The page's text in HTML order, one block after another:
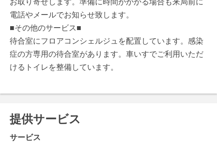
お取り寄せします。準備に時間がかかる場合も来局前に
電話やメールでお知らせ致します。
■その他のサービス■
待合室にフロアコンシェルジュを配置しています。感染
症の方専用の待合室があります。車いすでご利用いただ
けるトイレを整備しています。
提供サービス
サービス